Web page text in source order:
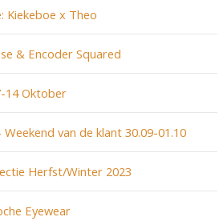
Kiekeboe x Theo
& Encoder Squared
14 Oktober
van de klant 30.09-01.10
Herfst/Winter 2023
Eyewear